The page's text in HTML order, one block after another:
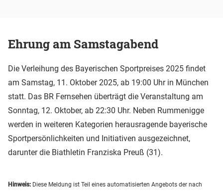
Ehrung am Samstagabend
Die Verleihung des Bayerischen Sportpreises 2025 findet
am Samstag, 11. Oktober 2025, ab 19:00 Uhr in München
statt. Das BR Fernsehen überträgt die Veranstaltung am
Sonntag, 12. Oktober, ab 22:30 Uhr. Neben Rummenigge
werden in weiteren Kategorien herausragende bayerische
Sportpersönlichkeiten und Initiativen ausgezeichnet,
darunter die Biathletin Franziska Preuß (31).
Hinweis: Diese Meldung ist Teil eines automatisierten Angebots der nach